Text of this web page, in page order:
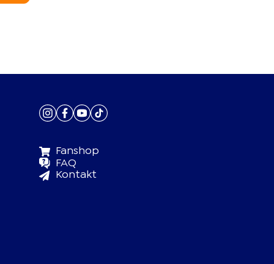
Fanshop
FAQ
Kontakt